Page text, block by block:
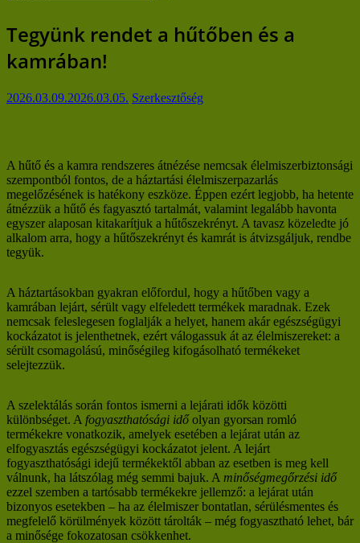
Tegyünk rendet a hűtőben és a
kamrában!
2026.03.09.2026.03.05. Szerkesztőség
A hűtő és a kamra rendszeres átnézése nemcsak élelmiszerbiztonsági
szempontból fontos, de a háztartási élelmiszerpazarlás
megelőzésének is hatékony eszköze. Éppen ezért legjobb, ha hetente
átnézzük a hűtő és fagyasztó tartalmát, valamint legalább havonta
egyszer alaposan kitakarítjuk a hűtőszekrényt. A tavasz közeledte jó
alkalom arra, hogy a hűtőszekrényt és kamrát is átvizsgáljuk, rendbe
tegyük.
A háztartásokban gyakran előfordul, hogy a hűtőben vagy a
kamrában lejárt, sérült vagy elfeledett termékek maradnak. Ezek
nemcsak feleslegesen foglalják a helyet, hanem akár egészségügyi
kockázatot is jelenthetnek, ezért válogassuk át az élelmiszereket: a
sérült csomagolású, minőségileg kifogásolható termékeket
selejtezzük.
A szelektálás során fontos ismerni a lejárati idők közötti
különbséget. A fogyaszthatósági időolyan gyorsan romló
termékekre vonatkozik, amelyek esetében a lejárat után az
elfogyasztás egészségügyi kockázatot jelent. A lejárt
fogyaszthatósági idejű termékektől abban az esetben is meg kell
válnunk, ha látszólag még semmi bajuk. A minőségmegőrzési idő
ezzel szemben a tartósabb termékekre jellemző: a lejárat után
bizonyos esetekben – ha az élelmiszer bontatlan, sérülésmentes és
megfelelő körülmények között tárolták – még fogyasztható lehet, bár
a minősége fokozatosan csökkenhet.